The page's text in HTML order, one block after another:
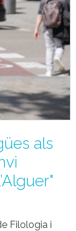
als
Filologia i